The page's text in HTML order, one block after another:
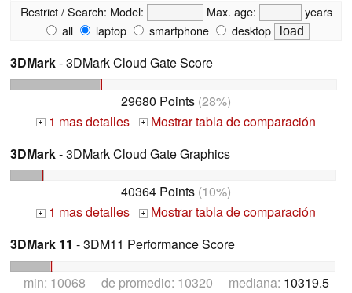
Restrict / Search: Model: Max. age:
years
all
laptop smartphone desktop
3DMark- 3DMark Cloud Gate Score
29680 Points (28%)
+ 1 mas detalles +
Mostrar tabla de comparación
3DMark- 3DMark Cloud Gate Graphics
40364 Points (10%)
+ 1 mas detalles +
Mostrar tabla de comparación
3DMark 11 - 3DM11 Performance Score
min: 10068 de promedio: 10320 mediana: 10319.5